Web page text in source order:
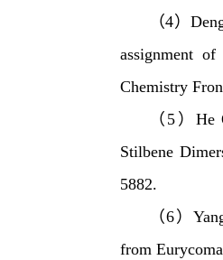
（4）
assignment
Chemistry
（5）
Stilbene
5882.
（6）
from